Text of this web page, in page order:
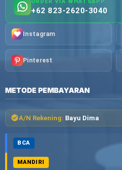
+62 823-2620-3040
Instagram
Pinterest
METODE PEMBAYARAN
A/N Rekening: Bayu Dima
BCA
MANDIRI